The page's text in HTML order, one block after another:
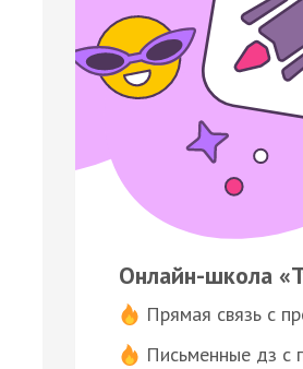
Онлайн-школа
Прямая связь с
Письменные дз с